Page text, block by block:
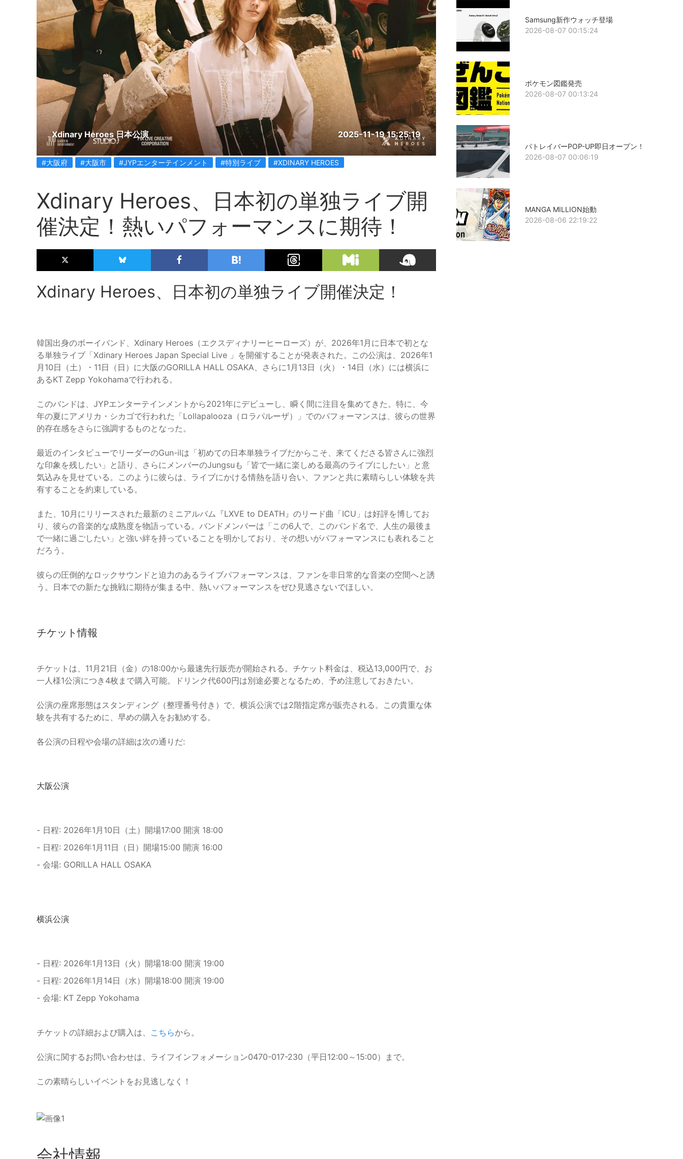
Xdinary Heroes 日本公演 2025-11-19 15:25:19
#大阪府 #大阪市 #JYPエンターテインメント #特別ライブ #XDINARY HEROES
Xdinary Heroes、日本初の単独ライブ開
催決定！熱いパフォーマンスに期待！
Xdinary Heroes、日本初の単独ライブ開催決定！
韓国出身のボーイバンド、Xdinary Heroes（エクスディナリーヒーローズ）が、2026年1月に日本で初とな
る単独ライブ「Xdinary Heroes Japan Special Live 」を開催することが発表された。この公演は、2026年1
月10日（土）・11日（日）に大阪のGORILLA HALL OSAKA、さらに1月13日（火）・14日（水）には横浜に
あるKT Zepp Yokohamaで行われる。
このバンドは、JYPエンターテインメントから2021年にデビューし、瞬く間に注目を集めてきた。特に、今
年の夏にアメリカ・シカゴで行われた「Lollapalooza（ロラパルーザ）」でのパフォーマンスは、彼らの世界
的存在感をさらに強調するものとなった。
最近のインタビューでリーダーのGun-ilは「初めての日本単独ライブだからこそ、来てくださる皆さんに強烈
な印象を残したい」と語り、さらにメンバーのJungsuも「皆で一緒に楽しめる最高のライブにしたい」と意
気込みを見せている。このように彼らは、ライブにかける情熱を語り合い、ファンと共に素晴らしい体験を共
有することを約束している。
また、10月にリリースされた最新のミニアルバム『LXVE to DEATH』のリード曲「ICU」は好評を博してお
り、彼らの音楽的な成熟度を物語っている。バンドメンバーは「この6人で、このバンド名で、人生の最後ま
で一緒に過ごしたい」と強い絆を持っていることを明かしており、その想いがパフォーマンスにも表れること
だろう。
彼らの圧倒的なロックサウンドと迫力のあるライブパフォーマンスは、ファンを非日常的な音楽の空間へと誘
う。日本での新たな挑戦に期待が集まる中、熱いパフォーマンスをぜひ見逃さないでほしい。
チケット情報
チケットは、11月21日（金）の18:00から最速先行販売が開始される。チケット料金は、税込13,000円で、お
一人様1公演につき4枚まで購入可能。ドリンク代600円は別途必要となるため、予め注意しておきたい。
公演の座席形態はスタンディング（整理番号付き）で、横浜公演では2階指定席が販売される。この貴重な体
験を共有するために、早めの購入をお勧めする。
各公演の日程や会場の詳細は次の通りだ:
大阪公演
- 日程: 2026年1月10日（土）開場17:00 開演 18:00
- 日程: 2026年1月11日（日）開場15:00 開演 16:00
- 会場: GORILLA HALL OSAKA
横浜公演
- 日程: 2026年1月13日（火）開場18:00 開演 19:00
- 日程: 2026年1月14日（水）開場18:00 開演 19:00
- 会場: KT Zepp Yokohama
チケットの詳細および購入は、 こちらから。
公演に関するお問い合わせは、ライフインフォメーション0470-017-230（平日12:00～15:00）まで。
この素晴らしいイベントをお見逃しなく！
Samsung新作ウォッチ登場
2026-08-07 00:15:24
ポケモン図鑑発売
2026-08-07 00:13:24
パトレイバーPOP-UP即日オープン！
2026-08-07 00:06:19
MANGA MILLION始動
2026-08-06 22:19:22